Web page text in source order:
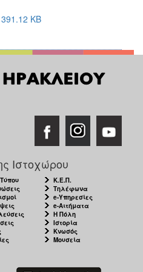
KB
Ιστοχώρου
Κ.Ε.Π.
Τηλέφωνα
e-Υπηρεσίες
e-Αιτήματα
Η Πόλη
Ιστορία
Κνωσός
Μουσεία